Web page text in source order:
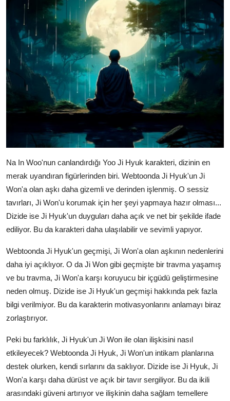
Na In Woo'nun canlandırdığı Yoo Ji Hyuk karakteri, dizinin en
merak uyandıran figürlerinden biri. Webtoonda Ji Hyuk'un Ji
Won'a olan aşkı daha gizemli ve derinden işlenmiş. O sessiz
tavırları, Ji Won'u korumak için her şeyi yapmaya hazır olması...
Dizide ise Ji Hyuk'un duyguları daha açık ve net bir şekilde ifade
ediliyor. Bu da karakteri daha ulaşılabilir ve sevimli yapıyor.
Webtoonda Ji Hyuk'un geçmişi, Ji Won'a olan aşkının nedenlerini
daha iyi açıklıyor. O da Ji Won gibi geçmişte bir travma yaşamış
ve bu travma, Ji Won'a karşı koruyucu bir içgüdü geliştirmesine
neden olmuş. Dizide ise Ji Hyuk'un geçmişi hakkında pek fazla
bilgi verilmiyor. Bu da karakterin motivasyonlarını anlamayı biraz
zorlaştırıyor.
Peki bu farklılık, Ji Hyuk'un Ji Won ile olan ilişkisini nasıl
etkileyecek? Webtoonda Ji Hyuk, Ji Won'un intikam planlarına
destek olurken, kendi sırlarını da saklıyor. Dizide ise Ji Hyuk, Ji
Won'a karşı daha dürüst ve açık bir tavır sergiliyor. Bu da ikili
arasındaki güveni artırıyor ve ilişkinin daha sağlam temellere